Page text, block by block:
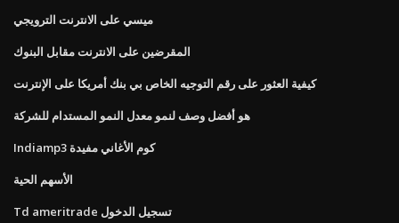
ميسي على الانترنت الترويجي
المقرضين على الانترنت مقابل البنوك
كيفية العثور على رقم التوجيه الخاص بي بنك أمريكا على الإنترنت
هو أفضل وصف لنمو معدل النمو المستدام للشركة
Indiamp3 كوم الأغاني مفيدة
الأسهم الحية
Td ameritrade تسجيل الدخول